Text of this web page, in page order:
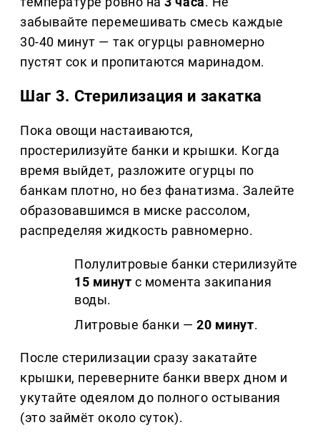
забывайте перемешивать смесь каждые
30-40 минут — так огурцы равномерно
пустят сок и пропитаются маринадом.
Шаг 3. Стерилизация и закатка
Пока овощи настаиваются,
простерилизуйте банки и крышки. Когда
время выйдет, разложите огурцы по
банкам плотно, но без фанатизма. Залейте
образовавшимся в миске рассолом,
распределяя жидкость равномерно.
Полулитровые банки стерилизуйте
15 минут с момента закипания
воды.
Литровые банки —20 минут.
После стерилизации сразу закатайте
крышки, переверните банки вверх дном и
укутайте одеялом до полного остывания
(это займёт около суток).